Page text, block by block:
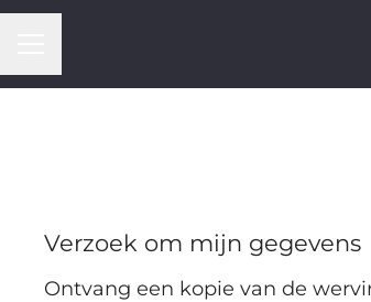
Verzoek om mijn gegevens
Ontvang een kopie van de